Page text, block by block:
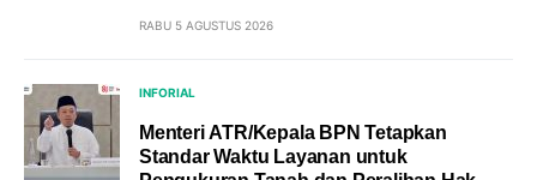
RABU 5 AGUSTUS 2026
INFORIAL
Menteri ATR/Kepala BPN Tetapkan
Standar Waktu Layanan untuk